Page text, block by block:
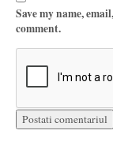
Save my name,
comment.